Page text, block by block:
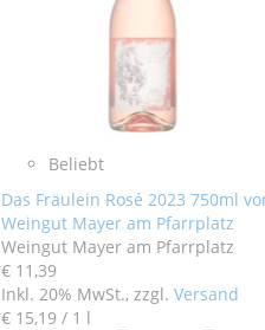
Beliebt
Das Fräulein Rosé 2023 750ml
Weingut Mayer am Pfarrplatz
Weingut Mayer am Pfarrplatz
€ 11 ,39
Inkl. 20% MwSt., zzgl. Versand
€ 15,19 / 1 l